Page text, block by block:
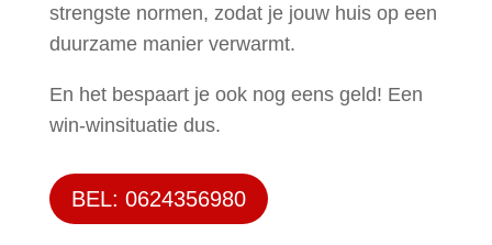
strengste normen, zodat je jouw huis op een
duurzame manier verwarmt.
En het bespaart je ook nog eens geld! Een
win-winsituatie dus.
BEL: 0624356980